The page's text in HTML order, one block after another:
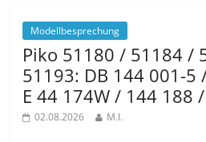
Modellbesprechung
Piko 51180 / 51184 /
51193: DB 144 001-5
E 44 174W / 144 188
02.08.2026 M.I.